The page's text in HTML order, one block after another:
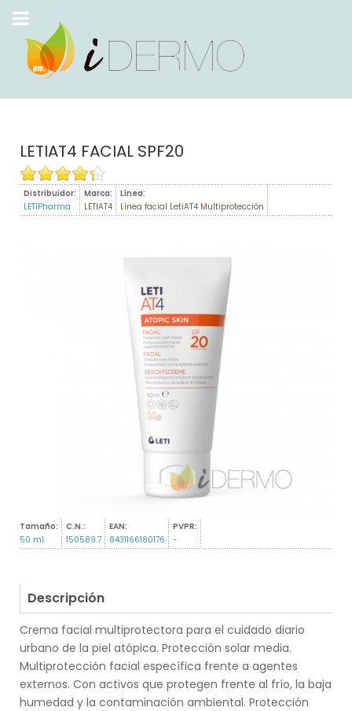
LETIAT4 FACIAL SPF20
Distribuidor:
LETIPharma
Marca:
LETIAT4
Línea:
Línea facial LetiAT4 Multiprotección
Tamaño:
50 ml.
C.N.:
150589.7
EAN:
8431166180176
PVPR:
-
Descripción
Crema facial multiprotectora para el cuidado diario
urbano de la piel atópica. Protección solar media.
Multiprotección facial específica frente a agentes
externos. Con activos que protegen frente al frío, la baja
humedad y la contaminación ambiental. Protección